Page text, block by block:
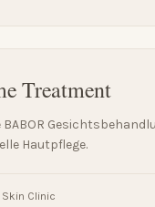
Treatment
BABOR
Hautpflege.
Clinic